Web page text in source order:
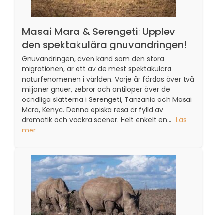
Masai Mara & Serengeti: Upplev
den spektakulära gnuvandringen!
Gnuvandringen, även känd som den stora
migrationen, är ett av de mest spektakulära
naturfenomenen i världen. Varje år färdas över två
miljoner gnuer, zebror och antiloper över de
oändliga slätterna i Serengeti, Tanzania och Masai
Mara, Kenya. Denna episka resa är fylld av
dramatik och vackra scener. Helt enkelt en... Läs
mer